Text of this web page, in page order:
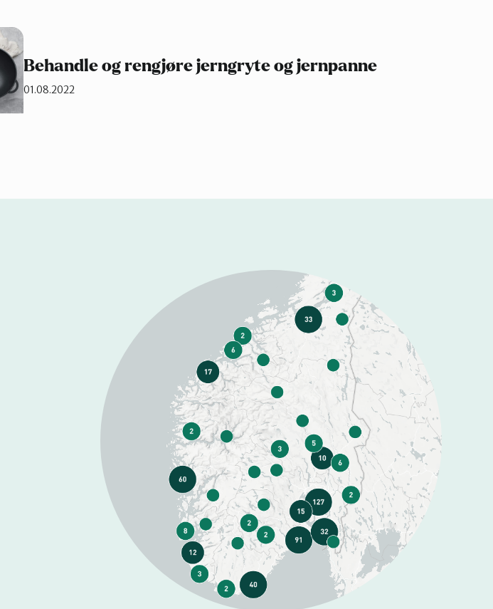
Behandle og rengjøre jerngryte og jernpanne
01.08.2022